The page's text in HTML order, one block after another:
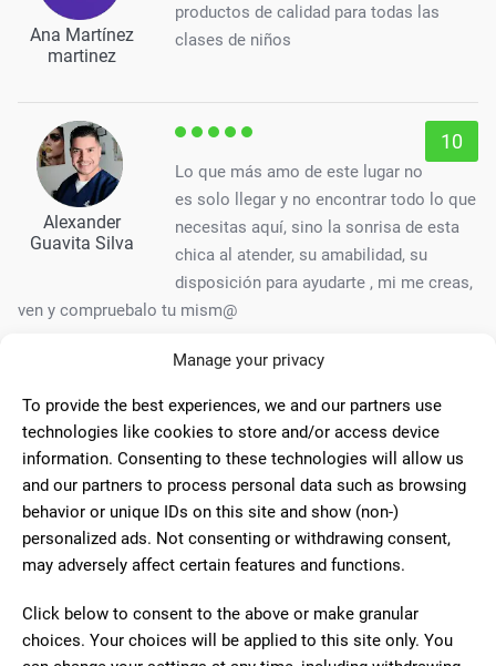
Manage your privacy
To provide the best experiences, we and our partners use
technologies like cookies to store and/or access device
information. Consenting to these technologies will allow us
and our partners to process personal data such as browsing
behavior or unique IDs on this site and show (non-)
personalized ads. Not consenting or withdrawing consent,
may adversely affect certain features and functions.
Click below to consent to the above or make granular
choices. Your choices will be applied to this site only. You
Ana Martínez
martinez
productos de calidad para todas las
clases de niños
Alexander
Guavita Silva
10
Lo que más amo de este lugar no
es solo llegar y no encontrar todo lo que
necesitas aquí, sino la sonrisa de esta
chica al atender, su amabilidad, su
disposición para ayudarte , mi me creas,
ven y compruebalo tu mism@
Enca Teba
Papelería super completa. Tiene
miles de productos y muy atentos. Muy
recomendable
Almudena MDD
papelería y librería. Siempre te
aconsejan estupendamente y hacen